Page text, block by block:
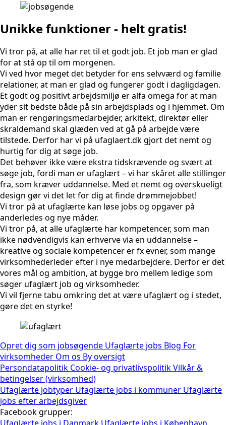
Unikke funktioner - helt gratis!
Vi tror på, at alle har ret til et godt job. Et job man er glad
for at stå op til om morgenen.
Vi ved hvor meget det betyder for ens selvværd og familie
relationer, at man er glad og fungerer godt i dagligdagen.
Et godt og positivt arbejdsmiljø er alfa omega for at man
yder sit bedste både på sin arbejdsplads og i hjemmet. Om
man er rengøringsmedarbejder, arkitekt, direktør eller
skraldemand skal glæden ved at gå på arbejde være
tilstede. Derfor har vi på ufaglaert.dk gjort det nemt og
hurtig for dig at søge job.
Det behøver ikke være ekstra tidskrævende og svært at
søge job, fordi man er ufaglært – vi har skåret alle stillinger
fra, som kræver uddannelse. Med et nemt og overskueligt
design gør vi det let for dig at finde drømmejobbet!
Vi tror på at ufaglærte kan løse jobs og opgaver på
anderledes og nye måder.
Vi tror på, at alle ufaglærte har kompetencer, som man
ikke nødvendigvis kan erhverve via en uddannelse –
kreative og sociale kompetencer er fx evner, som mange
virksomhederleder efter i nye medarbejdere. Derfor er det
vores mål og ambition, at bygge bro mellem ledige som
søger ufaglært job og virksomheder.
Vi vil fjerne tabu omkring det at være ufaglært og i stedet,
gøre det en styrke!
Opret dig som jobsøgende Ufaglærte jobs Blog For
virksomheder Om os By oversigt
Persondatapolitik Cookie- og privatlivspolitikVilkår &
betingelser (virksomhed)
Ufaglærte jobtyper Ufaglærte jobs i kommuner Ufaglærte
jobs efter arbejdsgiver
Facebook grupper: